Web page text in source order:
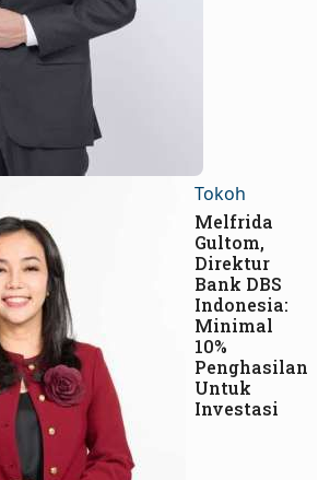
Tokoh
Melfrida
Gultom,
Direktur
Bank DBS
Indonesia:
Minimal
10%
Penghasilan
Untuk
Investasi